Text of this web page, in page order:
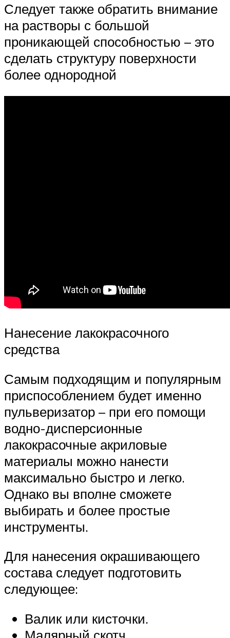
Следует также обратить внимание
на растворы с большой
проникающей способностью – это
сделать структуру поверхности
более однородной
Нанесение лакокрасочного
средства
Самым подходящим и популярным
приспособлением будет именно
пульверизатор – при его помощи
водно-дисперсионные
лакокрасочные акриловые
материалы можно нанести
максимально быстро и легко.
Однако вы вполне сможете
выбирать и более простые
инструменты.
Для нанесения окрашивающего
состава следует подготовить
следующее:
Валик или кисточки.